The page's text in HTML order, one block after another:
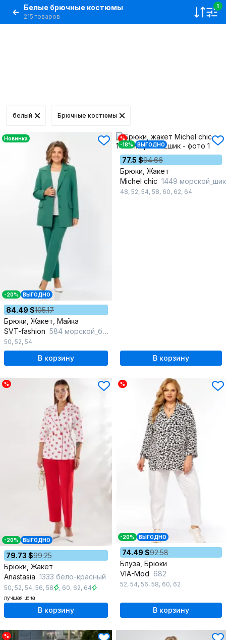
Белые брючные костюмы
215 товаров
1
белый Брючные костюмы
Новинка
-20% ВЫГОДНО
84.49 $105.17
Брюки, Жакет, Майка
SVT-fashion 584 морской_бриз
50, 52, 54
В корзину
%
-18%
ВЫГОДНО
77.5 $94.66
Брюки, Жакет
Michel chic 1449 морской_шик
48, 52, 54, 58, 60, 62, 64
В корзину
%
-20% ВЫГОДНО
79.73 $99.25
Брюки, Жакет
Anastasia 1333 бело-красный
50, 52, 54, 56, 58 , 60, 62, 64
лучшая цена
В корзину
%
-20% ВЫГОДНО
74.49 $92.58
Блуза, Брюки
VIA-Mod 682
52, 54, 56, 58, 60, 62
В корзину
%